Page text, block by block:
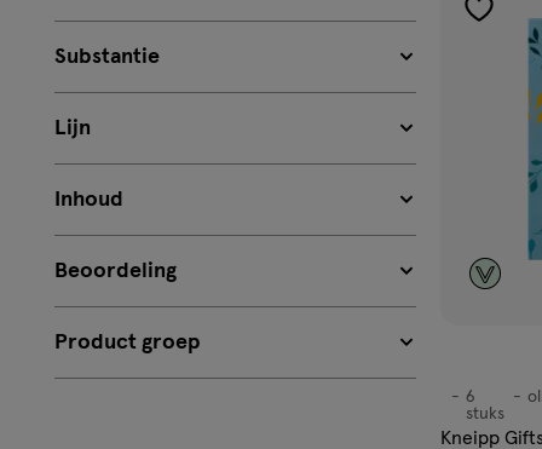
Substantie
Lijn
Inhoud
Beoordeling
Product groep
olie
6
stuks
Kneipp